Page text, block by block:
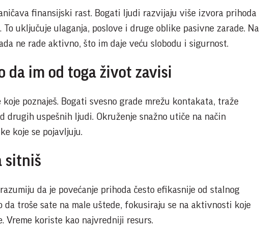
finansijski rast. Bogati ljudi razvijaju više izvora prihoda
To uključuje ulaganja, poslove i druge oblike pasivne zarade. Na
ne rade aktivno, što im daje veću slobodu i sigurnost.
da im od toga život zavisi
poznaješ. Bogati svesno grade mrežu kontakata, traže
drugih uspešnih ljudi. Okruženje snažno utiče na način
koje se pojavljuju.
sitniš
da je povećanje prihoda često efikasnije od stalnog
da troše sate na male uštede, fokusiraju se na aktivnosti koje
Vreme koriste kao najvredniji resurs.